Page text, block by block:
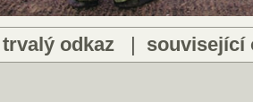
trvalý odkaz | související